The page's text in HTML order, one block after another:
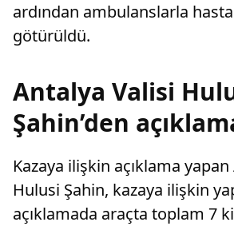
ardından ambulanslarla
götürüldü.
Antalya Valisi
Şahin’den
Kazaya ilişkin açıklama
Hulusi Şahin, kazaya ilişkin
açıklamada araçta toplam 7